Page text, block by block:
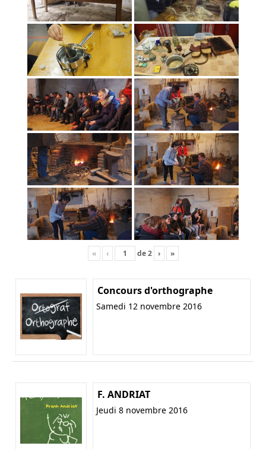
« ‹ de2 › »
Concours d'orthographe
Samedi 12 novembre 2016
F. ANDRIAT
Jeudi 8 novembre 2016